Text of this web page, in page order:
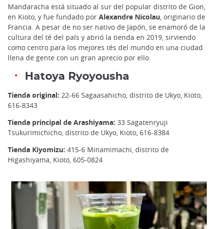
Mandaracha está situado al sur del popular distrito de Gion,
en Kioto, y fue fundado por Alexandre Nicolau, originario de
Francia. A pesar de no ser nativo de Japón, se enamoró de la
cultura del té del país y abrió la tienda en 2019, sirviendo
como centro para los mejores tés del mundo en una ciudad
llena de gente con un gran aprecio por ello.
Hatoya Ryoyousha
Tienda original: 22-66 Sagaasahicho, distrito de Ukyo, Kioto,
616-8343
Tienda principal de Arashiyama: 33 Sagatenryuji
Tsukurimichicho, distrito de Ukyo, Kioto, 616-8384
Tienda Kiyomizu: 415-6 Minamimachi, distrito de
Higashiyama, Kioto, 605-0824